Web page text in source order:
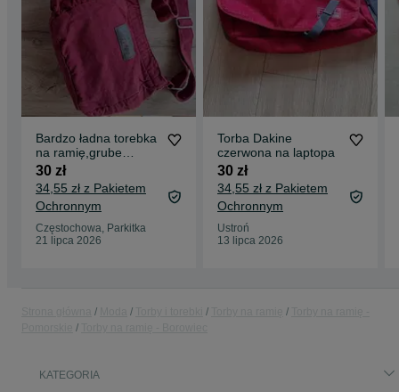
Bardzo ładna torebka
na ramię,grube
płótno.
30 zł
34,55 zł z Pakietem
Ochronnym
Częstochowa, Parkitka
21 lipca 2026
Torba Dakine
czerwona na laptopa
30 zł
34,55 zł z Pakietem
Ochronnym
Ustroń
13 lipca 2026
KATEGORIA